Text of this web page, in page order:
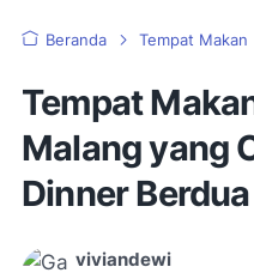
Beranda Tempat Makan
Tempat
Malang yang
Dinner Berdua
viviandewi